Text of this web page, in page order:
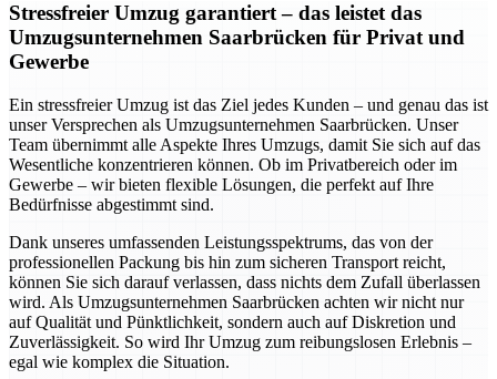
Stressfreier Umzug garantiert – das leistet das
Umzugsunternehmen Saarbrücken für Privat und
Gewerbe
Ein stressfreier Umzug ist das Ziel jedes Kunden – und genau das ist
unser Versprechen als Umzugsunternehmen Saarbrücken. Unser
Team übernimmt alle Aspekte Ihres Umzugs, damit Sie sich auf das
Wesentliche konzentrieren können. Ob im Privatbereich oder im
Gewerbe – wir bieten flexible Lösungen, die perfekt auf Ihre
Bedürfnisse abgestimmt sind.
Dank unseres umfassenden Leistungsspektrums, das von der
professionellen Packung bis hin zum sicheren Transport reicht,
können Sie sich darauf verlassen, dass nichts dem Zufall überlassen
wird. Als Umzugsunternehmen Saarbrücken achten wir nicht nur
auf Qualität und Pünktlichkeit, sondern auch auf Diskretion und
Zuverlässigkeit. So wird Ihr Umzug zum reibungslosen Erlebnis –
egal wie komplex die Situation.